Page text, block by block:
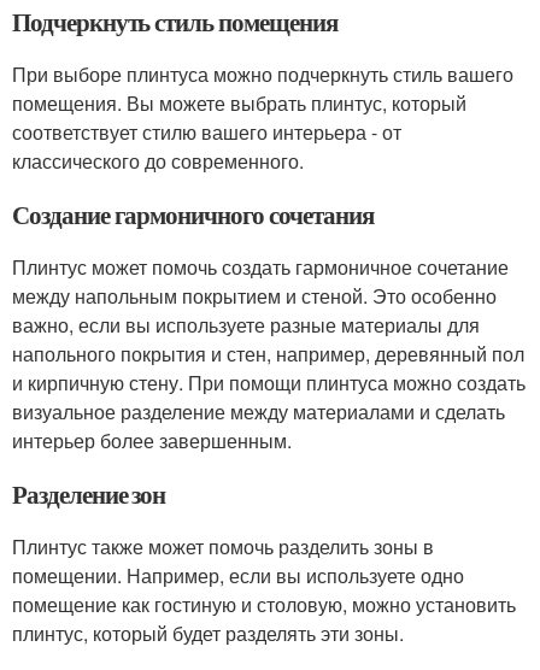
Подчеркнуть стиль помещения
При выборе плинтуса можно подчеркнуть стиль вашего
помещения. Вы можете выбрать плинтус, который
соответствует стилю вашего интерьера - от
классического до современного.
Создание гармоничного сочетания
Плинтус может помочь создать гармоничное сочетание
между напольным покрытием и стеной. Это особенно
важно, если вы используете разные материалы для
напольного покрытия и стен, например, деревянный пол
и кирпичную стену. При помощи плинтуса можно создать
визуальное разделение между материалами и сделать
интерьер более завершенным.
Разделение зон
Плинтус также может помочь разделить зоны в
помещении. Например, если вы используете одно
помещение как гостиную и столовую, можно установить
плинтус, который будет разделять эти зоны.